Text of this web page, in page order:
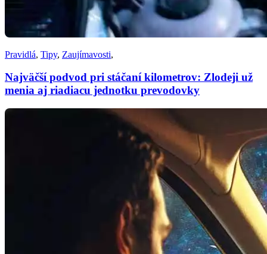
Pravidlá, Tipy, Zaujímavosti,
Najväčší podvod pri stáčaní kilometrov: Zlodeji už
menia aj riadiacu jednotku prevodovky